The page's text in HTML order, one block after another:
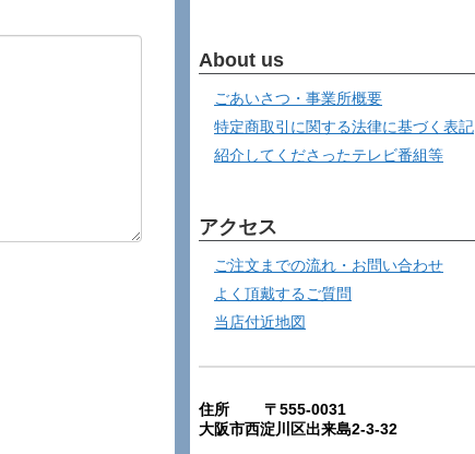
About us
ごあいさつ・事業所概要
特定商取引に関する法律に基づく表記
紹介してくださったテレビ番組等
アクセス
ご注文までの流れ・お問い合わせ
よく頂戴するご質問
当店付近地図
住所 〒555-0031
大阪市西淀川区出来島2-3-32